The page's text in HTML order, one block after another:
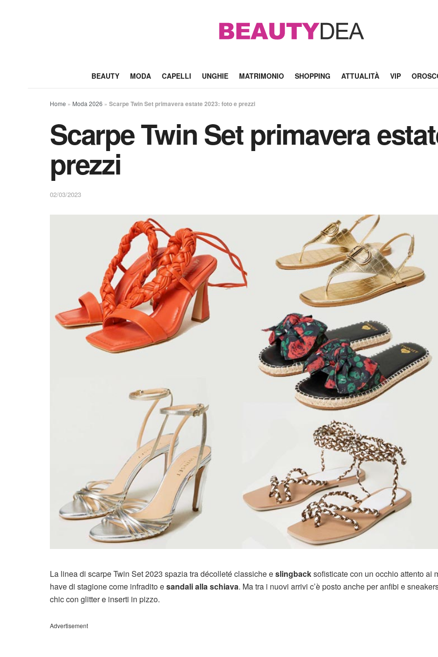
BEAUTY MODA CAPELLI UNGHIE MATRIMONIO SHOPPING ATTUALITÀ VIP
Home » Moda 2026 » Scarpe Twin Set primavera estate 2023: foto e prezzi
Scarpe Twin Set primavera
prezzi
02/03/2023
La linea di scarpe Twin Set 2023 spazia tra décolleté classiche eslingbacksofisticate con un occhio attento ai
have di stagione come infradito esandali alla schiava. Ma tra i nuovi arrivi c’è posto anche per anfibi e
chic con glitter e inserti in pizzo.
Advertisement